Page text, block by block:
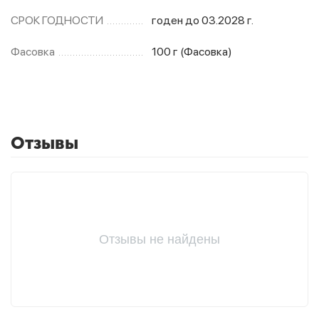
СРОК ГОДНОСТИ годен до 03.2028 г.
Фасовка 100 г (Фасовка)
Отзывы
Отзывы не найдены